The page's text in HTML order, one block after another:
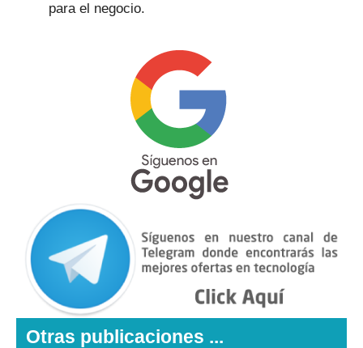
para el negocio.
Otras publicaciones ...